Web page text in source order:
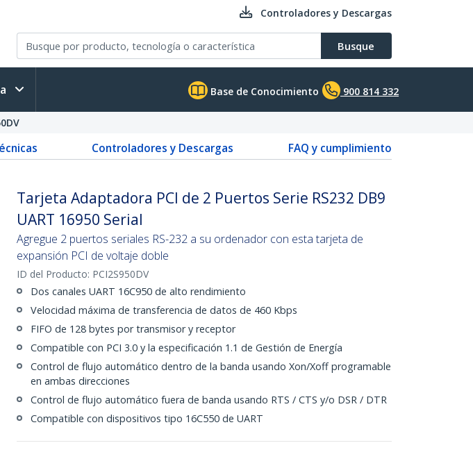
Controladores y Descargas
Busque
Base de Conocimiento 900 814 332
Controladores y Descargas
FAQ y cumplimiento
Tarjeta Adaptadora PCI de 2 Puertos Serie RS232 DB9
UART 16950 Serial
Agregue 2 puertos seriales RS-232 a su ordenador con esta tarjeta de
expansión PCI de voltaje doble
ID del Producto: PCI2S950DV
Dos canales UART 16C950 de alto rendimiento
Velocidad máxima de transferencia de datos de 460 Kbps
FIFO de 128 bytes por transmisor y receptor
Compatible con PCI 3.0 y la especificación 1.1 de Gestión de Energía
Control de flujo automático dentro de la banda usando Xon/Xoff programable
en ambas direcciones
Control de flujo automático fuera de banda usando RTS / CTS y/o DSR / DTR
Compatible con dispositivos tipo 16C550 de UART